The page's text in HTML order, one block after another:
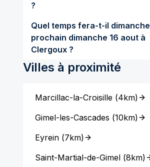
?
Quel temps fera-t-il dimanche
prochain dimanche 16 aout à
Clergoux ?
Villes à proximité
Marcillac-la-Croisille(4km)
Gimel-les-Cascades (10km)
Eyrein(7km)
Saint-Martial-de-Gimel(8km)